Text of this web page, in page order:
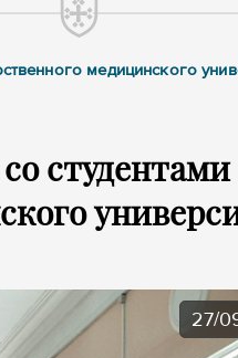
медицинского
студентами
27/